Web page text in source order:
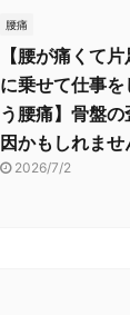
腰痛
【腰が痛くて
に乗せて仕事を
う腰痛】骨盤
因かもしれませ
2026/7/2